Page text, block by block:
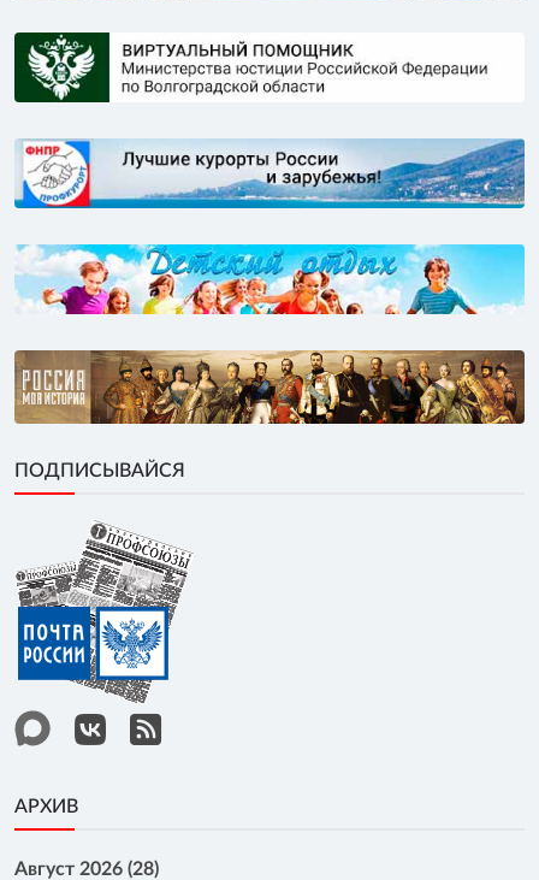
ПОДПИСЫВАЙСЯ
АРХИВ
Август 2026 (28)